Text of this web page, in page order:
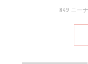
849 ニー